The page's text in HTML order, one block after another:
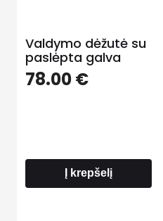
Valdymo dėžutė su
paslėpta galva
78.00€
Į krepšelį